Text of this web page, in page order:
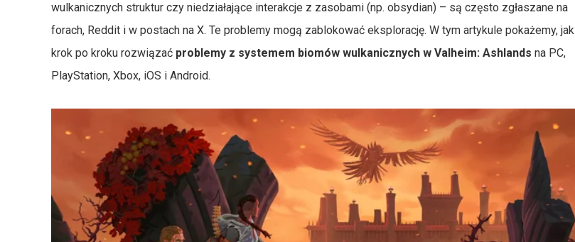
wulkanicznych struktur czy niedziałające interakcje z zasobami (np. obsydian) – są często zgłaszane na
forach, Reddit i w postach na X. Te problemy mogą zablokować eksplorację. W tym artykule pokażemy, jak
krok po kroku rozwiązać problemy z systemem biomów wulkanicznych w Valheim: Ashlands na PC,
PlayStation, Xbox, iOS i Android.